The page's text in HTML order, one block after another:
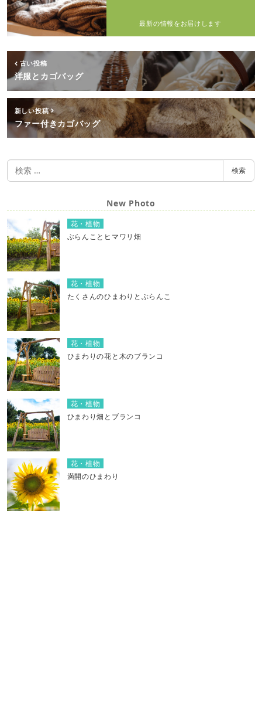
最新の情報をお届けします
古い投稿
洋服とカゴバッグ
新しい投稿
ファー付きカゴバッグ
検
索
検索
New Photo
花・植物
ぶらんことヒマワリ畑
花・植物
たくさんのひまわりとぶらんこ
花・植物
ひまわりの花と木のブランコ
花・植物
ひまわり畑とブランコ
花・植物
満開のひまわり